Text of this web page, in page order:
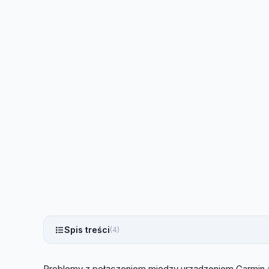
Spis treści(4)